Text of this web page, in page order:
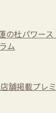
の杜パワー
ム
店舗掲載プレ